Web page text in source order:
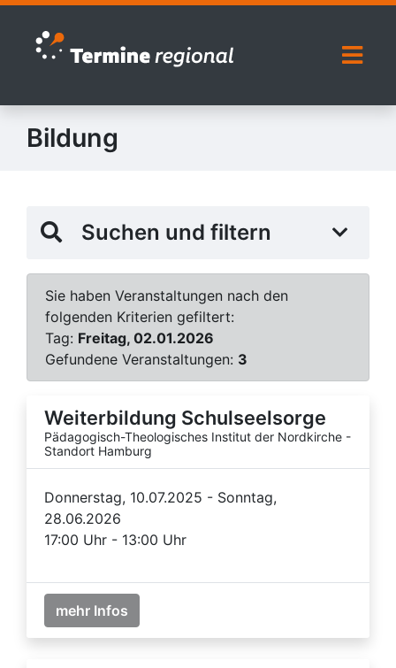
Zur Navigation springen
Zum Inhalt springen
Bildung
Suchen und filtern
Sie haben Veranstaltungen nach den
folgenden Kriterien gefiltert:
Tag: Freitag, 02.01.2026
Gefundene Veranstaltungen: 3
Weiterbildung Schulseelsorge
Pädagogisch-Theologisches Institut der Nordkirche -
Standort Hamburg
Donnerstag, 10.07.2025 - Sonntag,
28.06.2026
17:00 Uhr - 13:00 Uhr
mehr Infos